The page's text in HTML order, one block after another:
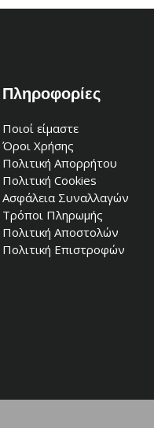
Πληροφορίες
Ποιοί είμαστε
Όροι Χρήσης
Πολιτική Απορρήτου
Πολιτική Cookies
Ασφάλεια Συναλλαγών
Τρόποι Πληρωμής
Πολιτική Αποστολών
Πολιτική Επιστροφών